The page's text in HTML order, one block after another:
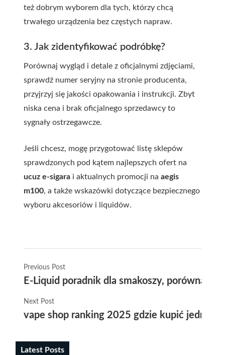
też dobrym wyborem dla tych, którzy chcą
trwałego urządzenia bez częstych napraw.
3. Jak zidentyfikować podróbkę?
Porównaj wygląd i detale z oficjalnymi zdjęciami,
sprawdź numer seryjny na stronie producenta,
przyjrzyj się jakości opakowania i instrukcji. Zbyt
niska cena i brak oficjalnego sprzedawcy to
sygnały ostrzegawcze.
Jeśli chcesz, mogę przygotować listę sklepów
sprawdzonych pod kątem najlepszych ofert na
ucuz e-sigara i aktualnych promocji na aegis
m100, a także wskazówki dotyczące bezpiecznego
wyboru akcesoriów i liquidów.
Previous Post
E-Liquid poradnik dla smakoszy,
Next Post
vape shop ranking 2025 gdzie kupić
Latest Posts